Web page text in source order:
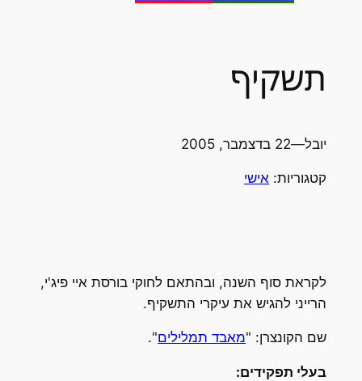
תשקיף
יובל—22 בדצמבר, 2005
קטגוריות: אישי
לקראת סוף השנה, ובהתאם לחוקי בורסת איי פיג'י,
הרייני להגיש את עיקרי התשקיף.
שם הקונצרן: "מאבד תמלילים".
בעלי תפקידים: